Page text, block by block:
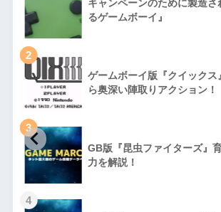
キャンペーンのために製造さ
るゲームボーイ』
2
ゲームボーイ版『クイックス
ら奥深い陣取りアクション！
3
GB版『昆虫ファイターズ』
力を解説！
4